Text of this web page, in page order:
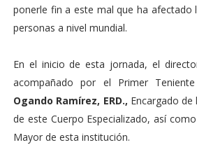
ponerle fin a este mal que ha afectado
personas a nivel mundial.
En el inicio de esta jornada, el
acompañado por el Primer
Ogando Ramírez, ERD., Encargado de
de este Cuerpo Especializado, así
Mayor de esta institución.